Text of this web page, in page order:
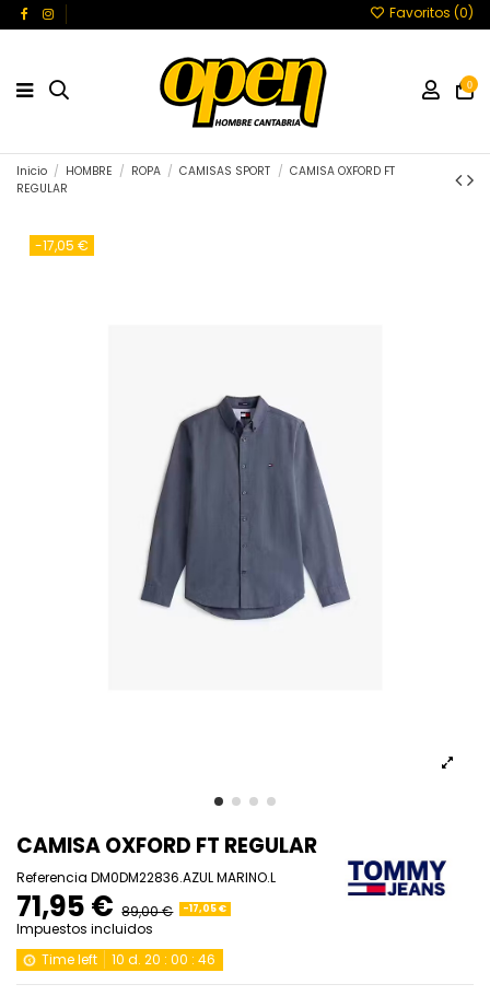
Favoritos (0)
0
Inicio HOMBRE ROPA CAMISAS SPORT
CAMISA OXFORD FT
REGULAR
-17,05 €
CAMISA OXFORD FT REGULAR
Referencia DM0DM22836.AZUL MARINO.L
71,95 € 89,00 € -17,05 €
Impuestos incluidos
Time left
10 d. 20 :00 :45